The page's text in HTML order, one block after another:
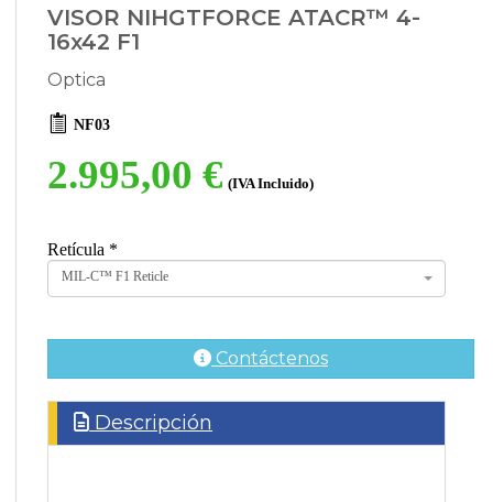
VISOR NIHGTFORCE ATACR™ 4-
16x42 F1
Optica
NF03
2.995,00 € (IVA Incluido)
Retícula *
MIL-C™ F1 Reticle
Contáctenos
Descripción